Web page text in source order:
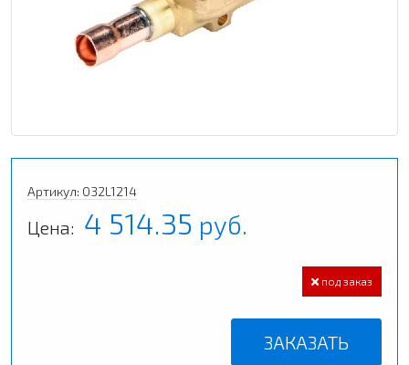
Артикул: 032L1214
Цена: 4 514.35 руб.
под заказ
ЗАКАЗАТЬ